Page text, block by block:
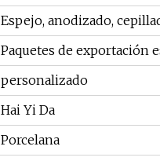
Espejo, anodizado,
Paquetes de exportación
personalizado
Hai Yi Da
Porcelana